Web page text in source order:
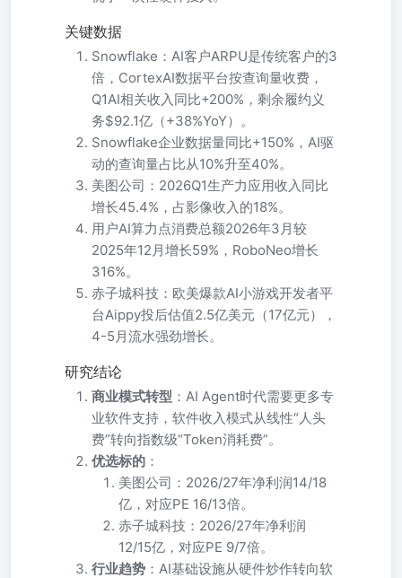
关键数据
Snowflake：AI客户ARPU是传统客户的3
倍，CortexAI数据平台按查询量收费，
Q1AI相关收入同比+200%，剩余履约义
务$92.1亿（+38%YoY）。
Snowflake企业数据量同比+150%，AI驱
动的查询量占比从10%升至40%。
美图公司：2026Q1生产力应用收入同比
增长45.4%，占影像收入的18%。
用户AI算力点消费总额2026年3月较
2025年12月增长59%，RoboNeo增长
316%。
赤子城科技：欧美爆款AI小游戏开发者平
台Aippy投后估值2.5亿美元（17亿元），
4-5月流水强劲增长。
研究结论
商业模式转型 ：AI Agent时代需要更多专
业软件支持，软件收入模式从线性“人头
费”转向指数级“Token消耗费”。
优选标的 ：
美图公司：2026/27年净利润14/18
亿，对应PE 16/13倍。
赤子城科技：2026/27年净利润
12/15亿，对应PE 9/7倍。
行业趋势 ：AI基础设施从硬件炒作转向软